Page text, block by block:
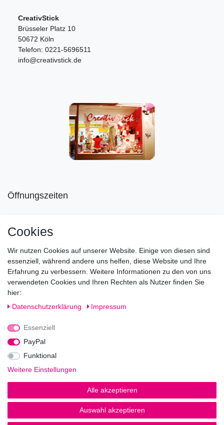
CreativStick
Brüsseler Platz 10
50672 Köln
Telefon: 0221-5696511
info@creativstick.de
Öffnungszeiten
Di-Fr von 10.00 - 18.30 Uhr
Sa von 11.00 - 16.00 Uhr
Besuchen Sie unsere Verkaufsräume, dort beraten wir Sie
gerne.
Fragen?
Rufen Sie an!
0221-5696511
Impressum Daten­schutz­erklärung AGB
© Copyright 2026 | Alle Rechte vorbehalten.
Cookies
Wir nutzen Cookies auf unserer Website. Einige von diesen sind
essenziell, während andere uns helfen, diese Website und Ihre
Erfahrung zu verbessern. Weitere Informationen zu den von uns
verwendeten Cookies und Ihren Rechten als Nutzer finden Sie
hier:
Daten­schutz­erklärung
Impressum
Essenziell
PayPal
Funktional
Weitere Einstellungen
Alle akzeptieren
Auswahl akzeptieren